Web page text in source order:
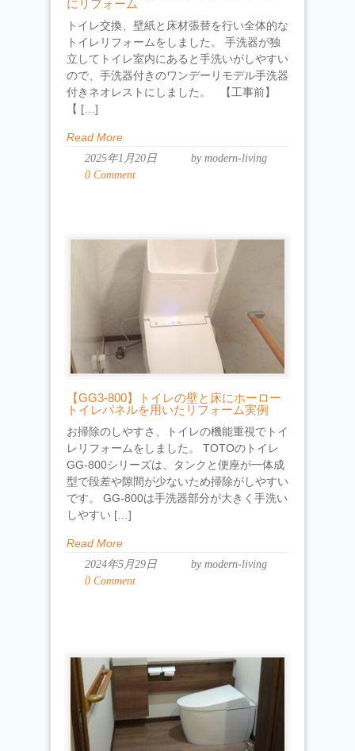
にリフォーム
トイレ交換、壁紙と床材張替を行い全体的な
トイレリフォームをしました。 手洗器が独
立してトイレ室内にあると手洗いがしやすい
ので、手洗器付きのワンデーリモデル手洗器
付きネオレストにしました。 【工事前】
【 […]
Read More
2025年1月20日
by modern-living
0 Comment
【GG3-800】トイレの壁と床にホーロー
トイレパネルを用いたリフォーム実例
お掃除のしやすさ、トイレの機能重視でトイ
レリフォームをしました。 TOTOのトイレ
GG-800シリーズは、タンクと便座が一体成
型で段差や隙間が少ないため掃除がしやすい
です。 GG-800は手洗器部分が大きく手洗い
しやすい […]
Read More
2024年5月29日
by modern-living
0 Comment